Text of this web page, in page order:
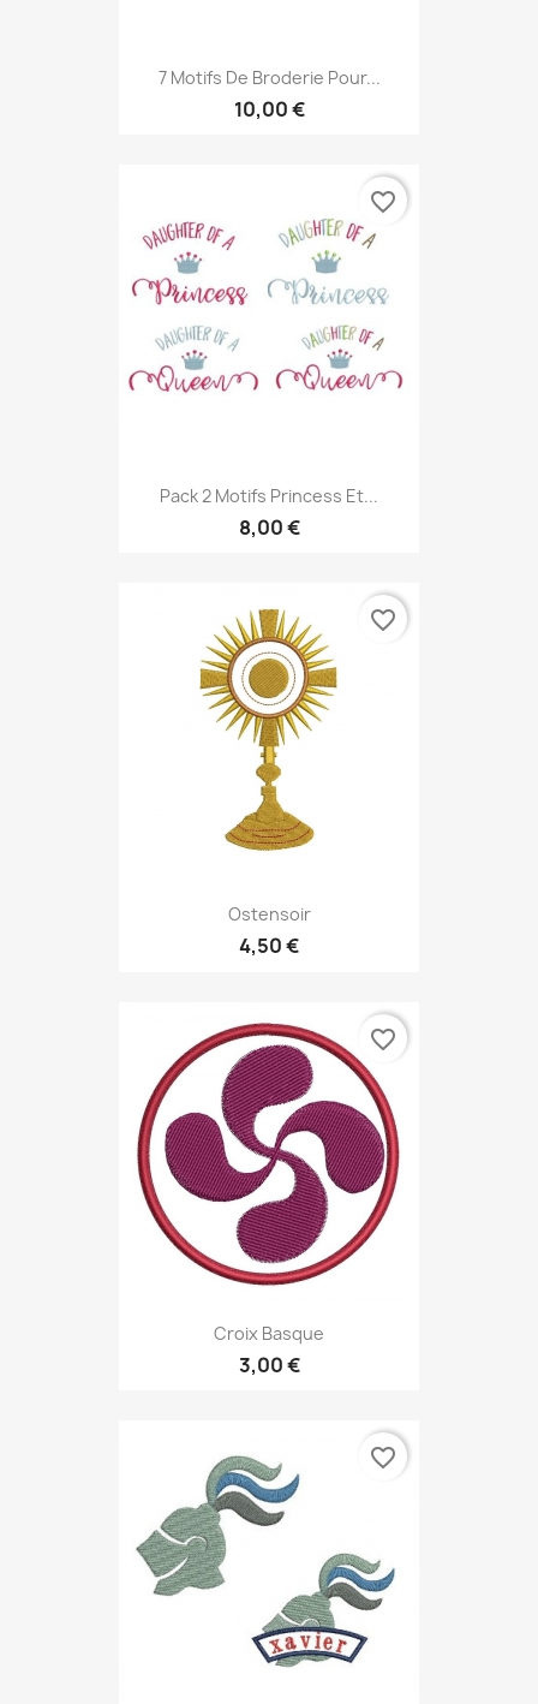
7 Motifs De Broderie Pour...
10,00 €
Pack 2 Motifs Princess Et...
8,00 €
favorite_border
Ostensoir
4,50 €
favorite_border
Croix Basque
3,00 €
favorite_border
favorite_border